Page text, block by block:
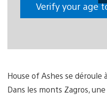
Verify your age
House of Ashes se déroule
Dans les monts Zagros,